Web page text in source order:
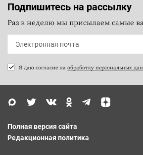
Подпишитесь на рассылку
Раз в неделю мы присылаем самые
Я даю согласие на обработку персональных
Полная версия сайта
Редакционная политика